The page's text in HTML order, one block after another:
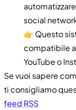
social
👉 Questo
compatibile
YouTube o
Se vuoi sapere
ti consigliamo
feed RSS